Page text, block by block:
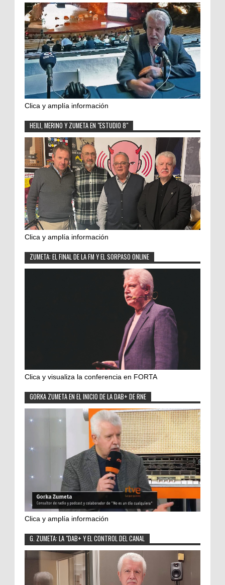
Clica y amplía información
HEILI, MERINO Y ZUMETA EN "ESTUDIO 8"
Clica y amplía información
ZUMETA: EL FINAL DE LA FM Y EL SORPASO ONLINE
Clica y visualiza la conferencia en FORTA
GORKA ZUMETA EN EL INICIO DE LA DAB+ DE RNE
Clica y amplía información
G. ZUMETA: LA "DAB+ Y EL CONTROL DEL CANAL